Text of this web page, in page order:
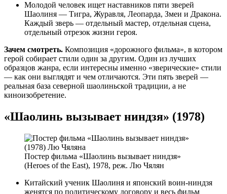
Молодой человек ищет наставников пяти зверей
Шаолиня — Тигра, Журавля, Леопарда, Змеи и Дракона.
Каждый зверь — отдельный мастер, отдельная сцена,
отдельный отрезок жизни героя.
Зачем смотреть. Композиция «дорожного фильма», в котором
герой собирает стили один за другим. Один из лучших
образцов жанра, если интересны именно «зверические» стили
— как они выглядят и чем отличаются. Эти пять зверей —
реальная база северной шаолиньской традиции, а не
киноизобретение.
«Шаолинь вызывает ниндзя» (1978)
Постер фильма «Шаолинь вызывает ниндзя»
(Heroes of the East), 1978, реж. Лю Чялян
Китайский ученик Шаолиня и японский воин-ниндзя
женятся по политическому договору и весь фильм